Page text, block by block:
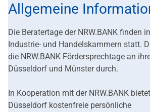
Allgemeine
Die Beratertage der NRW.BANK finden
Industrie- und Handelskammern statt.
die NRW.BANK Fördersprechtage an
Düsseldorf und Münster durch.
In Kooperation mit der NRW.BANK
Düsseldorf kostenfreie persönliche